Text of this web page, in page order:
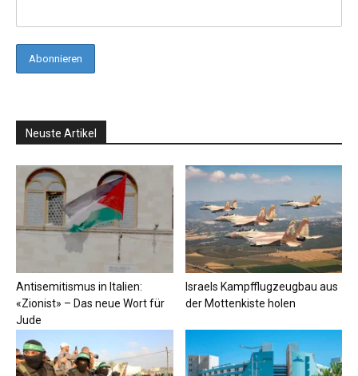
Neuste Artikel
Antisemitismus in Italien:
«Zionist» – Das neue Wort für
Jude
Israels Kampfflugzeugbau aus
der Mottenkiste holen